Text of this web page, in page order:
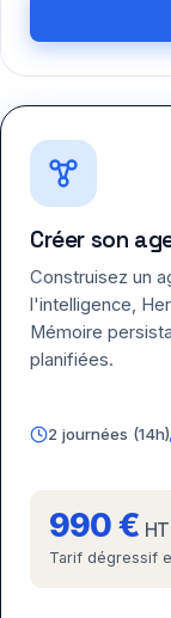
Créer son
Construisez un
l'intelligence,
Mémoire
planifiées.
2 journées (14h)
990 €
Tarif dégressif